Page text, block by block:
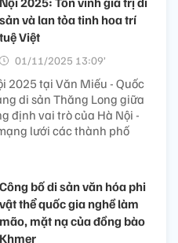
sản và lan tỏa tinh hoa trí
tuệ Việt
01/11/2025 13:09’
2025 tại Văn Miếu - Quốc
di sản Thăng Long giữa
định vai trò của Hà Nội -
lưới các thành phố
Công bố di sản văn hóa phi
vật thể quốc gia nghề làm
mão, mặt nạ của đồng bào
Khmer